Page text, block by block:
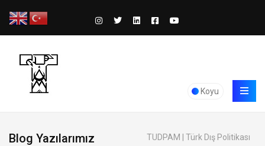
Koyu
Blog Yazılarımız
TUDPAM | Türk Dış Politikası